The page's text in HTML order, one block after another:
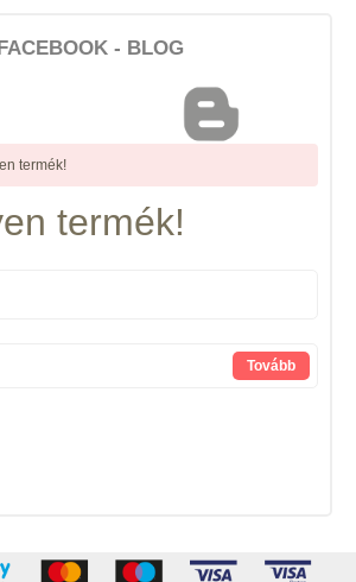
- BLOG
termék!
termék!
Tovább